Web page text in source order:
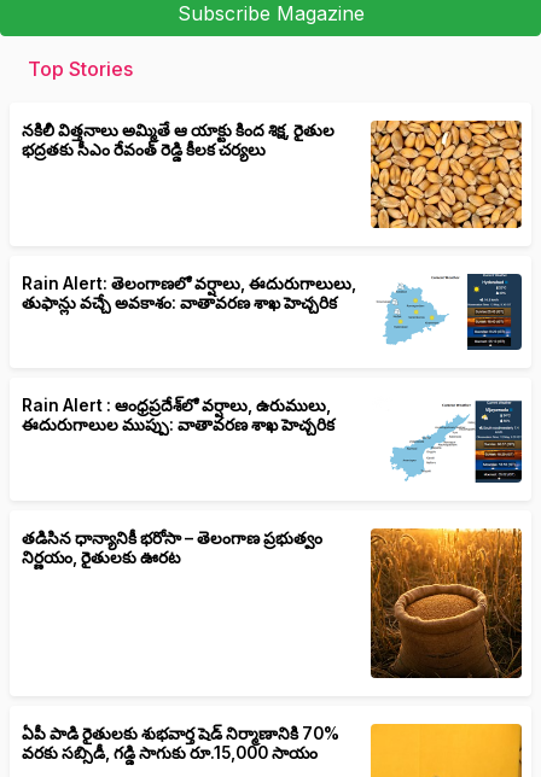
Subscribe Magazine
Top Stories
నకిలీ విత్తనాలు అమ్మితే ఆ యాక్టు కింద శిక్ష, రైతుల
భద్రతకు సీఎం రేవంత్ రెడ్డి కీలక చర్యలు
Rain Alert: తెలంగాణలో వర్షాలు, ఈదురుగాలులు,
తుఫాన్లు వచ్చే అవకాశం: వాతావరణ శాఖ హెచ్చరిక
Rain Alert : ఆంధ్రప్రదేశ్‌లో వర్షాలు, ఉరుములు,
ఈదురుగాలుల ముప్పు: వాతావరణ శాఖ హెచ్చరిక
తడిసిన ధాన్యానికీ భరోసా – తెలంగాణ ప్రభుత్వం
నిర్ణయం, రైతులకు ఊరట
ఏపీ పాడి రైతులకు శుభవార్త షెడ్ నిర్మాణానికి 70%
వరకు సబ్సిడీ, గడ్డి సాగుకు రూ.15,000 సాయం